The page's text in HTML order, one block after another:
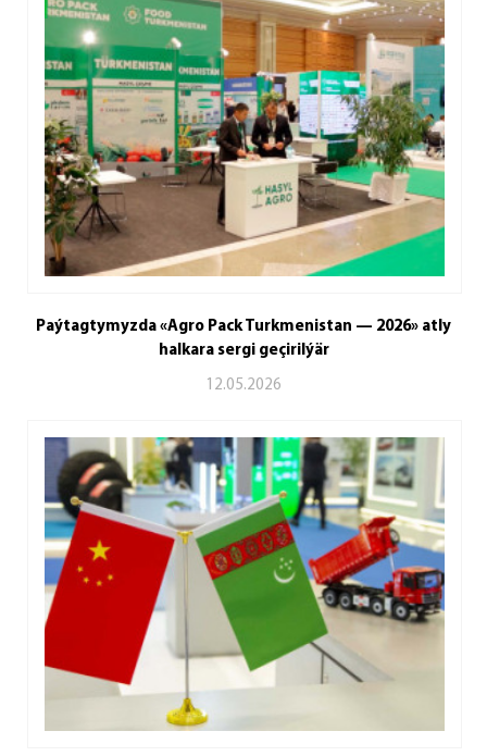
Paýtagtymyzda «Agro Pack Turkmenistan — 2026» atly
halkara sergi geçirilýär
12.05.2026